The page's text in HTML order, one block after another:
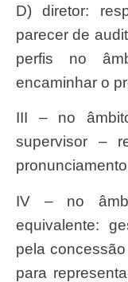
d) diretor: responsável pela elaboração do
parecer de
perfis no
encaminhar o
III – no âmbito da autoridade supervisora:
supervisor –
IV – no âmbito do ministério ou órgão
equivalente:
pela
para